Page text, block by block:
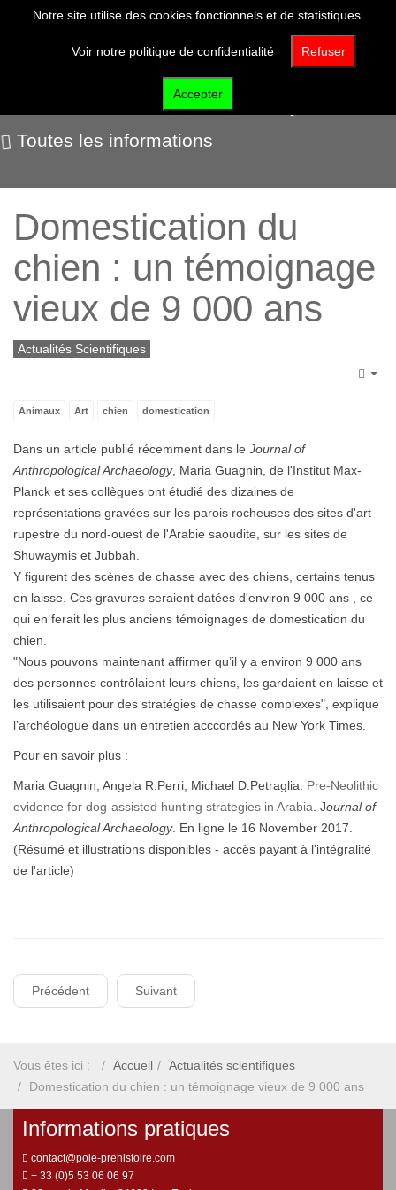
Actualités scientifiques
Toutes les informations
Domestication du
chien : un témoignage
vieux de 9 000 ans
Actualités Scientifiques
Animaux Art chien domestication
Dans un article publié récemment dans le Journal of
Anthropological Archaeology, Maria Guagnin, de l'Institut Max-
Planck et ses collègues ont étudié des dizaines de
représentations gravées sur les parois rocheuses des sites d'art
rupestre du nord-ouest de l'Arabie saoudite, sur les sites de
Shuwaymis et Jubbah.
Y figurent des scènes de chasse avec des chiens, certains tenus
en laisse. Ces gravures seraient datées d'environ 9 000 ans , ce
qui en ferait les plus anciens témoignages de domestication du
chien.
"Nous pouvons maintenant affirmer qu’il y a environ 9 000 ans
des personnes contrôlaient leurs chiens, les gardaient en laisse et
les utilisaient pour des stratégies de chasse complexes", explique
l’archéologue dans un entretien acccordés au New York Times.
Pour en savoir plus :
Maria Guagnin, Angela R.Perri, Michael D.Petraglia. Pre-Neolithic
evidence for dog-assisted hunting strategies in Arabia . Journal of
Anthropological Archaeology. En ligne le 16 November 2017.
(Résumé et illustrations disponibles - accès payant à l'intégralité
de l'article)
Précédent Suivant
Vous êtes ici : Accueil
Actualités scientifiques
Domestication du chien : un témoignage vieux de 9 000 ans
Informations pratiques
contact@pole-prehistoire.com
+ 33 (0)5 53 06 06 97
Notre site utilise des cookies fonctionnels et de statistiques.
Voir notre politique de confidentialité Refuser
Accepter